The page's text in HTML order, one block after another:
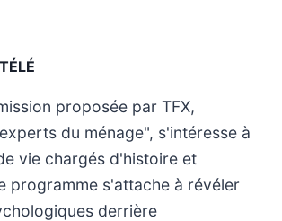
proposée par TFX,
du ménage", s'intéresse à
vie chargés d'histoire et
programme s'attache à révéler
derrière